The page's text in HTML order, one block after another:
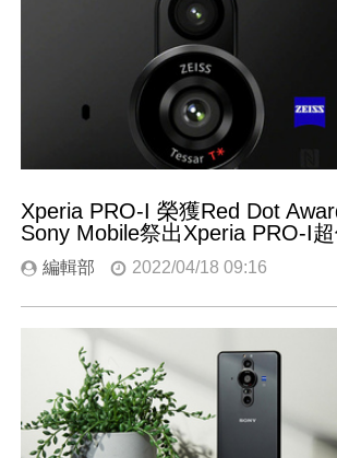
Xperia PRO-I 榮獲Red Dot
Sony Mobile祭出Xperia PRO-I
編輯部 2022/04/18 09:16